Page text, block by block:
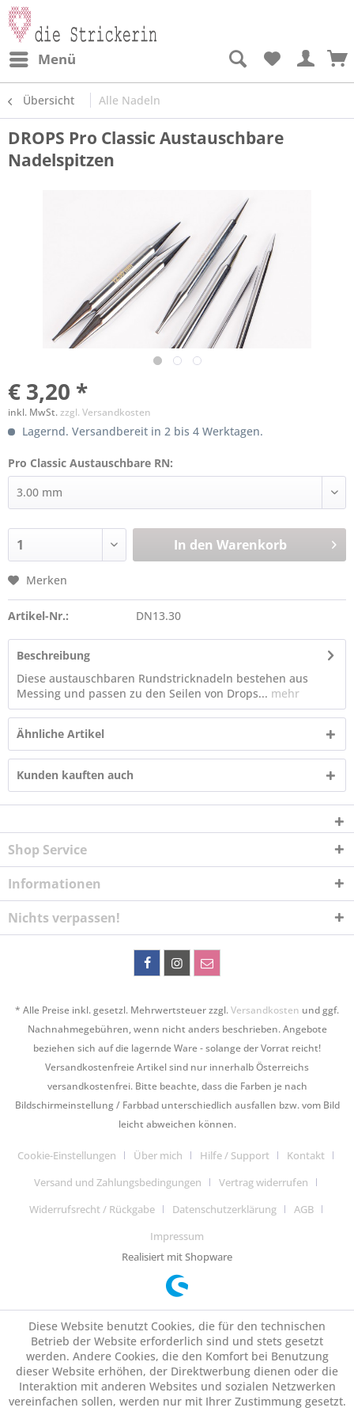
Menü
Übersicht Alle Nadeln
DROPS Pro Classic Austauschbare
Nadelspitzen
€ 3,20 *
inkl. MwSt.zzgl. Versandkosten
Lagernd. Versandbereit in 2 bis 4 Werktagen.
Pro Classic Austauschbare RN:
In den Warenkorb
Merken
Artikel-Nr.: DN13.30
Beschreibung
Diese austauschbaren Rundstricknadeln bestehen aus
Messing und passen zu den Seilen von Drops... mehr
Ähnliche Artikel
Kunden kauften auch
Shop Service
Informationen
Nichts verpassen!
* Alle Preise inkl. gesetzl. Mehrwertsteuer zzgl.Versandkosten und ggf.
Nachnahmegebühren, wenn nicht anders beschrieben. Angebote
beziehen sich auf die lagernde Ware - solange der Vorrat reicht!
Versandkostenfreie Artikel sind nur innerhalb Österreichs
versandkostenfrei. Bitte beachte, dass die Farben je nach
Bildschirmeinstellung / Farbbad unterschiedlich ausfallen bzw. vom Bild
leicht abweichen können.
Cookie-Einstellungen Über mich Hilfe / Support
Kontakt
Versand und Zahlungsbedingungen
Vertrag widerrufen
Widerrufsrecht / Rückgabe
Datenschutzerklärung
AGB
Impressum
Realisiert mit Shopware
Diese Website benutzt Cookies, die für den technischen
Betrieb der Website erforderlich sind und stets gesetzt
werden. Andere Cookies, die den Komfort bei Benutzung
dieser Website erhöhen, der Direktwerbung dienen oder die
Interaktion mit anderen Websites und sozialen Netzwerken
vereinfachen sollen, werden nur mit Ihrer Zustimmung gesetzt.